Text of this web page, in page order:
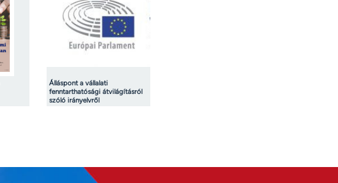
Álláspont a vállalati
fenntarthatósági átvilágításról
szóló irányelvről